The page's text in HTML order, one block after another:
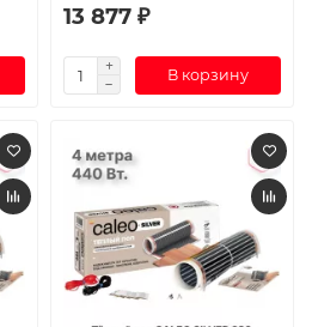
13 877 ₽
В корзину